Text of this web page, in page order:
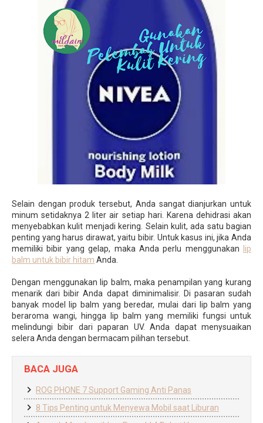
Selain dengan produk tersebut, Anda sangat dianjurkan untuk
minum setidaknya 2 liter air setiap hari. Karena dehidrasi akan
menyebabkan kulit menjadi kering. Selain kulit, ada satu bagian
penting yang harus dirawat, yaitu bibir. Untuk kasus ini, jika Anda
memiliki bibir yang gelap, maka Anda perlu menggunakan
lip
balm untuk bibir hitam Anda.
Dengan menggunakan lip balm, maka penampilan yang kurang
menarik dari bibir Anda dapat diminimalisir. Di pasaran sudah
banyak model lip balm yang beredar, mulai dari lip balm yang
beraroma wangi, hingga lip balm yang memiliki fungsi untuk
melindungi bibir dari paparan UV. Anda dapat menysuaikan
selera Anda dengan bermacam pilihan tersebut.
BACA JUGA
ROG PHONE 7 Support Gaming Anti Panas
8 Tips Penting untuk Menyewa Mobil saat Liburan